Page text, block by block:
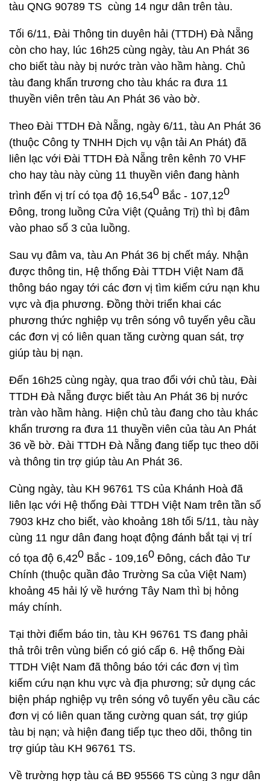
tàu QNG 90789 TS cùng 14 ngư dân trên tàu.
Tối 6/11, Đài Thông tin duyên hải (TTDH) Đà Nẵng
còn cho hay, lúc 16h25 cùng ngày, tàu An Phát 36
cho biết tàu này bị nước tràn vào hầm hàng. Chủ
tàu đang khẩn trương cho tàu khác ra đưa 11
thuyền viên trên tàu An Phát 36 vào bờ.
Theo Đài TTDH Đà Nẵng, ngày 6/11, tàu An Phát 36
(thuộc Công ty TNHH Dịch vụ vận tải An Phát) đã
liên lạc với Đài TTDH Đà Nẵng trên kênh 70 VHF
cho hay tàu này cùng 11 thuyền viên đang hành
trình đến vị trí có tọa độ 16,540 Bắc - 107,120
Đông, trong luồng Cửa Việt (Quảng Trị) thì bị đâm
vào phao số 3 của luồng.
Sau vụ đâm va, tàu An Phát 36 bị chết máy. Nhận
được thông tin, Hệ thống Đài TTDH Việt Nam đã
thông báo ngay tới các đơn vị tìm kiếm cứu nạn khu
vực và địa phương. Đồng thời triển khai các
phương thức nghiệp vụ trên sóng vô tuyến yêu cầu
các đơn vị có liên quan tăng cường quan sát, trợ
giúp tàu bị nạn.
Đến 16h25 cùng ngày, qua trao đổi với chủ tàu, Đài
TTDH Đà Nẵng được biết tàu An Phát 36 bị nước
tràn vào hầm hàng. Hiện chủ tàu đang cho tàu khác
khẩn trương ra đưa 11 thuyền viên của tàu An Phát
36 về bờ. Đài TTDH Đà Nẵng đang tiếp tục theo dõi
và thông tin trợ giúp tàu An Phát 36.
Cùng ngày, tàu KH 96761 TS của Khánh Hoà đã
liên lạc với Hệ thống Đài TTDH Việt Nam trên tần số
7903 kHz cho biết, vào khoảng 18h tối 5/11, tàu này
cùng 11 ngư dân đang hoạt động đánh bắt tại vị trí
có tọa độ 6,420 Bắc - 109,160 Đông, cách đảo Tư
Chính (thuộc quần đảo Trường Sa của Việt Nam)
khoảng 45 hải lý về hướng Tây Nam thì bị hỏng
máy chính.
Tại thời điểm báo tin, tàu KH 96761 TS đang phải
thả trôi trên vùng biển có gió cấp 6. Hệ thống Đài
TTDH Việt Nam đã thông báo tới các đơn vị tìm
kiếm cứu nạn khu vực và địa phương; sử dụng các
biện pháp nghiệp vụ trên sóng vô tuyến yêu cầu các
đơn vị có liên quan tăng cường quan sát, trợ giúp
tàu bị nạn; và hiện đang tiếp tục theo dõi, thông tin
trợ giúp tàu KH 96761 TS.
Về trường hợp tàu cá BĐ 95566 TS cùng 3 ngư dân